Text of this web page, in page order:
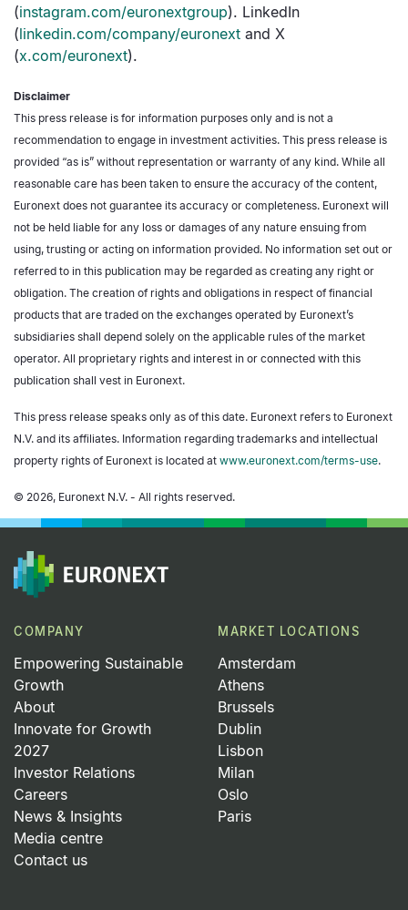
(instagram.com/euronextgroup). LinkedIn
(linkedin.com/company/euronext and X
(x.com/euronext).
Disclaimer
This press release is for information purposes only and is not a
recommendation to engage in investment activities. This press release is
provided “as is” without representation or warranty of any kind. While all
reasonable care has been taken to ensure the accuracy of the content,
Euronext does not guarantee its accuracy or completeness. Euronext will
not be held liable for any loss or damages of any nature ensuing from
using, trusting or acting on information provided. No information set out or
referred to in this publication may be regarded as creating any right or
obligation. The creation of rights and obligations in respect of financial
products that are traded on the exchanges operated by Euronext’s
subsidiaries shall depend solely on the applicable rules of the market
operator. All proprietary rights and interest in or connected with this
publication shall vest in Euronext.
This press release speaks only as of this date. Euronext refers to Euronext
N.V. and its affiliates. Information regarding trademarks and intellectual
property rights of Euronext is located at www.euronext.com/terms-use.
© 2026, Euronext N.V. - All rights reserved.
COMPANY
Empowering Sustainable
Growth
About
Innovate for Growth
2027
Investor Relations
Careers
News & Insights
Media centre
Contact us
MARKET LOCATIONS
Amsterdam
Athens
Brussels
Dublin
Lisbon
Milan
Oslo
Paris